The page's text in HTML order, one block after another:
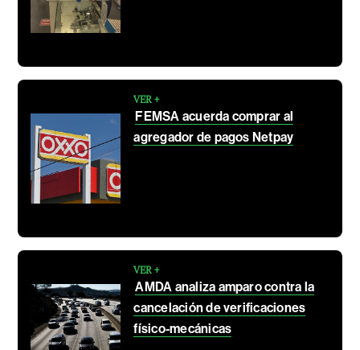
VER +
FEMSA acuerda comprar al
agregador de pagos Netpay
VER +
AMDA analiza amparo contra la
cancelación de verificaciones
físico-mecánicas